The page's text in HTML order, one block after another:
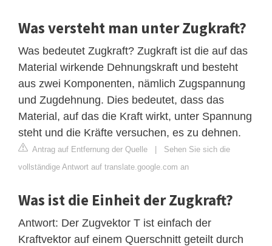
Was versteht man unter Zugkraft?
Was bedeutet Zugkraft? Zugkraft ist die auf das
Material wirkende Dehnungskraft und besteht
aus zwei Komponenten, nämlich Zugspannung
und Zugdehnung. Dies bedeutet, dass das
Material, auf das die Kraft wirkt, unter Spannung
steht und die Kräfte versuchen, es zu dehnen.
Antrag auf Entfernung der Quelle | Sehen Sie sich die
vollständige Antwort auf translate.google.com an
Was ist die Einheit der Zugkraft?
Antwort: Der Zugvektor T ist einfach der
Kraftvektor auf einem Querschnitt geteilt durch